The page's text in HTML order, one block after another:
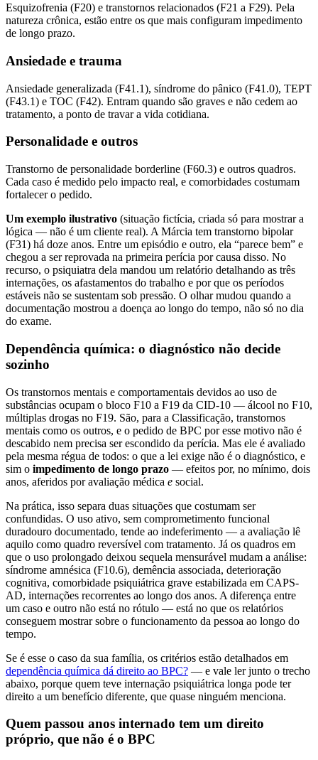
Esquizofrenia (F20) e transtornos relacionados (F21 a F29). Pela
natureza crônica, estão entre os que mais configuram impedimento
de longo prazo.
Ansiedade e trauma
Ansiedade generalizada (F41.1), síndrome do pânico (F41.0), TEPT
(F43.1) e TOC (F42). Entram quando são graves e não cedem ao
tratamento, a ponto de travar a vida cotidiana.
Personalidade e outros
Transtorno de personalidade borderline (F60.3) e outros quadros.
Cada caso é medido pelo impacto real, e comorbidades costumam
fortalecer o pedido.
Um exemplo ilustrativo (situação fictícia, criada só para mostrar a
lógica — não é um cliente real). A Márcia tem transtorno bipolar
(F31) há doze anos. Entre um episódio e outro, ela “parece bem” e
chegou a ser reprovada na primeira perícia por causa disso. No
recurso, o psiquiatra dela mandou um relatório detalhando as três
internações, os afastamentos do trabalho e por que os períodos
estáveis não se sustentam sob pressão. O olhar mudou quando a
documentação mostrou a doença ao longo do tempo, não só no dia
do exame.
Dependência química: o diagnóstico não decide
sozinho
Os transtornos mentais e comportamentais devidos ao uso de
substâncias ocupam o bloco F10 a F19 da CID-10 — álcool no F10,
múltiplas drogas no F19. São, para a Classificação, transtornos
mentais como os outros, e o pedido de BPC por esse motivo não é
descabido nem precisa ser escondido da perícia. Mas ele é avaliado
pela mesma régua de todos: o que a lei exige não é o diagnóstico, e
sim o impedimento de longo prazo — efeitos por, no mínimo, dois
anos, aferidos por avaliação médica e social.
Na prática, isso separa duas situações que costumam ser
confundidas. O uso ativo, sem comprometimento funcional
duradouro documentado, tende ao indeferimento — a avaliação lê
aquilo como quadro reversível com tratamento. Já os quadros em
que o uso prolongado deixou sequela mensurável mudam a análise:
síndrome amnésica (F10.6), demência associada, deterioração
cognitiva, comorbidade psiquiátrica grave estabilizada em CAPS-
AD, internações recorrentes ao longo dos anos. A diferença entre
um caso e outro não está no rótulo — está no que os relatórios
conseguem mostrar sobre o funcionamento da pessoa ao longo do
tempo.
Se é esse o caso da sua família, os critérios estão detalhados em
dependência química dá direito ao BPC? — e vale ler junto o trecho
abaixo, porque quem teve internação psiquiátrica longa pode ter
direito a um benefício diferente, que quase ninguém menciona.
Quem passou anos internado tem um direito
próprio, que não é o BPC